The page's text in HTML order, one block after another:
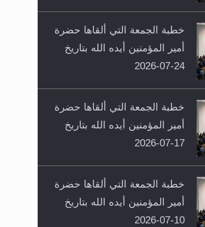
خطبة الجمعة التي ألقاها حضرة
أمير المؤمنين أيده الله بتاريخ
24-07-2026
خطبة الجمعة التي ألقاها حضرة
أمير المؤمنين أيده الله بتاريخ
17-07-2026
خطبة الجمعة التي ألقاها حضرة
أمير المؤمنين أيده الله بتاريخ
10-07-2026